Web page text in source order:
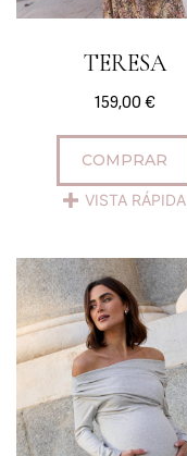
TERESA
159,00€
COMPRAR
VISTA RÁPIDA